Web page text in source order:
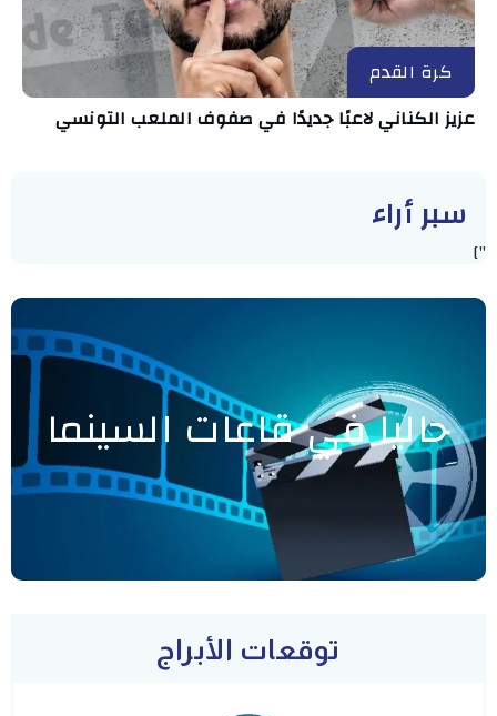
كرة القدم
عزيز الكناني لاعبًا جديدًا في صفوف الملعب التونسي
سبر أراء
"]
حاليا في قاعات السينما
توقعات الأبراج